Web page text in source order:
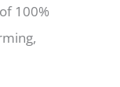
100%